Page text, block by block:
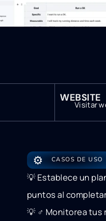
WEBSITE
Visitar
⚙️ CASOS DE USO
💡 Establece un
puntos al
💡 ‍♂️ Monitorea tus